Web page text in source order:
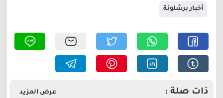
أخبار برشلونة
عرض المزيد ذات صلة :